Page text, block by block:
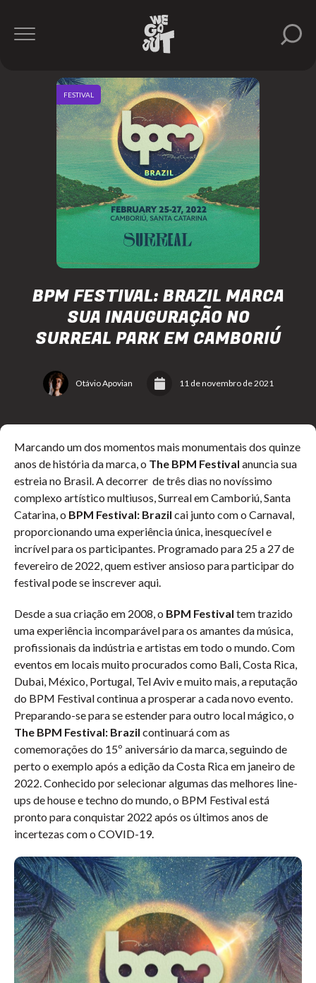
BPM FESTIVAL: BRAZIL MARCA
SUA INAUGURAÇÃO NO
SURREAL PARK EM CAMBORIÚ
Otávio Apovian 11 de novembro de 2021
FESTIVAL
Marcando um dos momentos mais monumentais dos quinze
anos de história da marca, o The BPM Festival anuncia sua
estreia no Brasil. A decorrer de três dias no novíssimo
complexo artístico multiusos, Surreal em Camboriú, Santa
Catarina, o BPM Festival: Brazil cai junto com o Carnaval,
proporcionando uma experiência única, inesquecível e
incrível para os participantes. Programado para 25 a 27 de
fevereiro de 2022, quem estiver ansioso para participar do
festival pode se inscrever aqui.
Desde a sua criação em 2008, o BPM Festival tem trazido
uma experiência incomparável para os amantes da música,
profissionais da indústria e artistas em todo o mundo. Com
eventos em locais muito procurados como Bali, Costa Rica,
Dubai, México, Portugal, Tel Aviv e muito mais, a reputação
do BPM Festival continua a prosperar a cada novo evento.
Preparando-se para se estender para outro local mágico, o
The BPM Festival: Brazil continuará com as
comemorações do 15º aniversário da marca, seguindo de
perto o exemplo após a edição da Costa Rica em janeiro de
2022. Conhecido por selecionar algumas das melhores line-
ups de house e techno do mundo, o BPM Festival está
pronto para conquistar 2022 após os últimos anos de
incertezas com o COVID-19.